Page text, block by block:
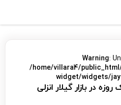
Warning:
/home/villara4/
widget/widgets/
در بازار گیلار انزلی